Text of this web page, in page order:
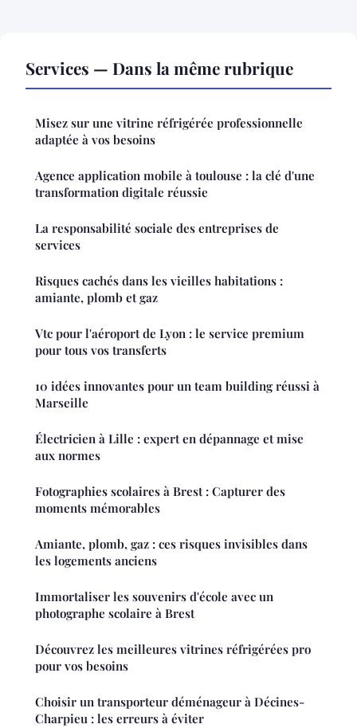
Services — Dans la même rubrique
Misez sur une vitrine réfrigérée professionnelle
adaptée à vos besoins
Agence application mobile à toulouse : la clé d'une
transformation digitale réussie
La responsabilité sociale des entreprises de
services
Risques cachés dans les vieilles habitations :
amiante, plomb et gaz
Vtc pour l'aéroport de Lyon : le service premium
pour tous vos transferts
10 idées innovantes pour un team building réussi à
Marseille
Électricien à Lille : expert en dépannage et mise
aux normes
Fotographies scolaires à Brest : Capturer des
moments mémorables
Amiante, plomb, gaz : ces risques invisibles dans
les logements anciens
Immortaliser les souvenirs d'école avec un
photographe scolaire à Brest
Découvrez les meilleures vitrines réfrigérées pro
pour vos besoins
Choisir un transporteur déménageur à Décines-
Charpieu : les erreurs à éviter